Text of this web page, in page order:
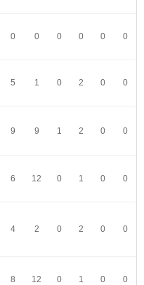
0 0 0 0 0 0
5 1 0 2 0 0
9 9 1 2 0 0
6 12 0 1 0 0
4 2 0 2 0 0
8 12 0 1 0 0